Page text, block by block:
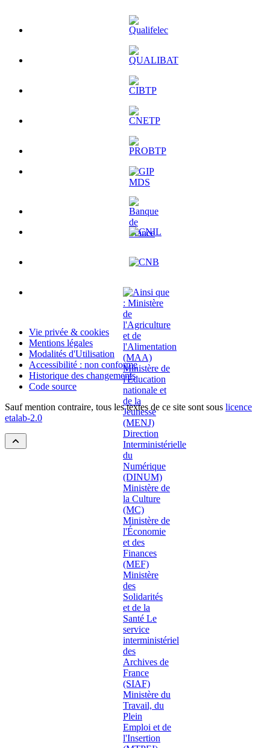
Vie privée & cookies
Mentions légales
Modalités d'Utilisation
Accessibilité : non conforme
Historique des changements
Code source
Sauf mention contraire, tous les textes de ce site sont sous licence
etalab-2.0